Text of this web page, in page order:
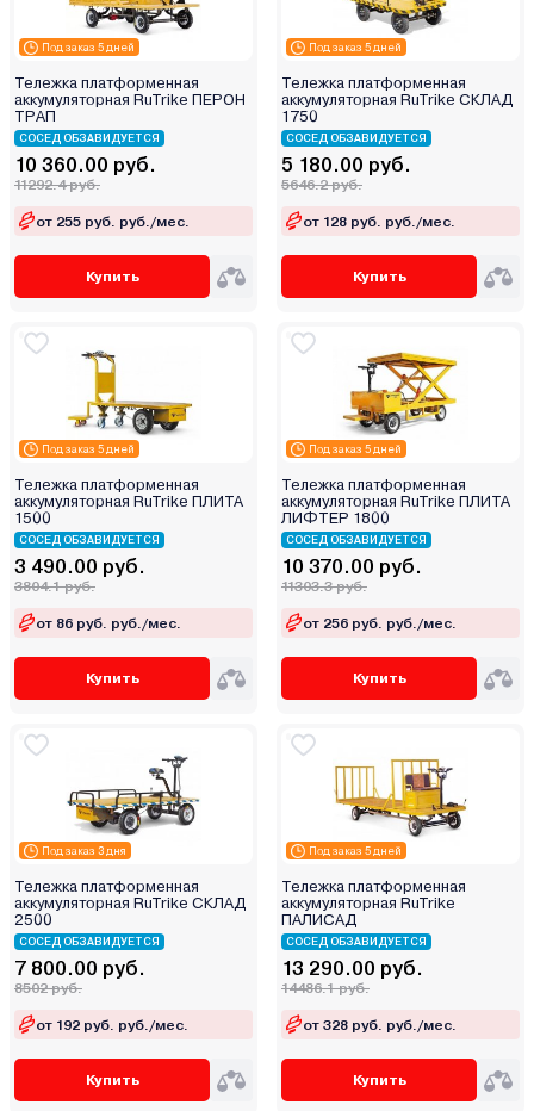
Под заказ 5 дней
Тележка платформенная
аккумуляторная RuTrike ПЕРОН
ТРАП
СОСЕД ОБЗАВИДУЕТСЯ
10 360.00 руб.
11292.4 руб.
от 255 руб. руб./мес.
Купить
Под заказ 5 дней
Тележка платформенная
аккумуляторная RuTrike СКЛАД
1750
СОСЕД ОБЗАВИДУЕТСЯ
5 180.00 руб.
5646.2 руб.
от 128 руб. руб./мес.
Купить
Под заказ 5 дней
Тележка платформенная
аккумуляторная RuTrike ПЛИТА
1500
СОСЕД ОБЗАВИДУЕТСЯ
3 490.00 руб.
3804.1 руб.
от 86 руб. руб./мес.
Купить
Под заказ 5 дней
Тележка платформенная
аккумуляторная RuTrike ПЛИТА
ЛИФТЕР 1800
СОСЕД ОБЗАВИДУЕТСЯ
10 370.00 руб.
11303.3 руб.
от 256 руб. руб./мес.
Купить
Под заказ 3 дня
Тележка платформенная
аккумуляторная RuTrike СКЛАД
2500
СОСЕД ОБЗАВИДУЕТСЯ
7 800.00 руб.
8502 руб.
от 192 руб. руб./мес.
Купить
Под заказ 5 дней
Тележка платформенная
аккумуляторная RuTrike
ПАЛИСАД
СОСЕД ОБЗАВИДУЕТСЯ
13 290.00 руб.
14486.1 руб.
от 328 руб. руб./мес.
Купить